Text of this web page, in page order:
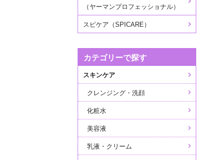
（ヤーマンプロフェッショナル）
スピケア（SPICARE）
カテゴリーで探す
スキンケア
クレンジング・洗顔
化粧水
美容液
乳液・クリーム